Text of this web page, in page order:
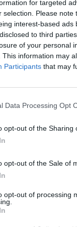
for targeted
selection. Please
interest-based
to third
of your personal
This information may
Participants that may
Data Processing Opt
opt-out of the Sharing
opt-out of the Sale of
opt-out of processing
ATUALIDADE 3 anos
Anadia:
reabre a 1
As Termas de
vão reabrir, no
4 anos
Anadia:
As Termas de
água férrea,